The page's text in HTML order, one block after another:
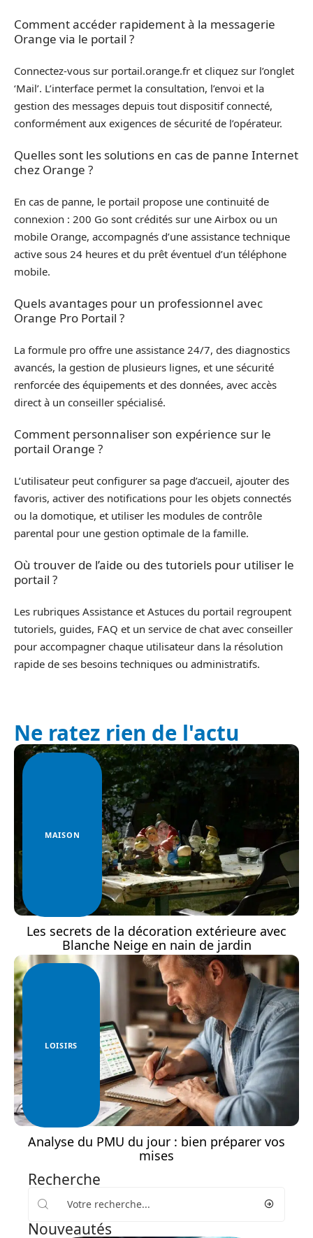
Comment accéder rapidement à la messagerie
Orange via le portail ?
Connectez-vous sur portail.orange.fr et cliquez sur l’onglet
‘Mail’. L’interface permet la consultation, l’envoi et la
gestion des messages depuis tout dispositif connecté,
conformément aux exigences de sécurité de l’opérateur.
Quelles sont les solutions en cas de panne Internet
chez Orange ?
En cas de panne, le portail propose une continuité de
connexion : 200 Go sont crédités sur une Airbox ou un
mobile Orange, accompagnés d’une assistance technique
active sous 24 heures et du prêt éventuel d’un téléphone
mobile.
Quels avantages pour un professionnel avec
Orange Pro Portail ?
La formule pro offre une assistance 24/7, des diagnostics
avancés, la gestion de plusieurs lignes, et une sécurité
renforcée des équipements et des données, avec accès
direct à un conseiller spécialisé.
Comment personnaliser son expérience sur le
portail Orange ?
L’utilisateur peut configurer sa page d’accueil, ajouter des
favoris, activer des notifications pour les objets connectés
ou la domotique, et utiliser les modules de contrôle
parental pour une gestion optimale de la famille.
Où trouver de l’aide ou des tutoriels pour utiliser le
portail ?
Les rubriques Assistance et Astuces du portail regroupent
tutoriels, guides, FAQ et un service de chat avec conseiller
pour accompagner chaque utilisateur dans la résolution
rapide de ses besoins techniques ou administratifs.
Ne ratez rien de l'actu
MAISON
Les secrets de la décoration extérieure avec
Blanche Neige en nain de jardin
LOISIRS
Analyse du PMU du jour : bien préparer vos
mises
Recherche
Nouveautés